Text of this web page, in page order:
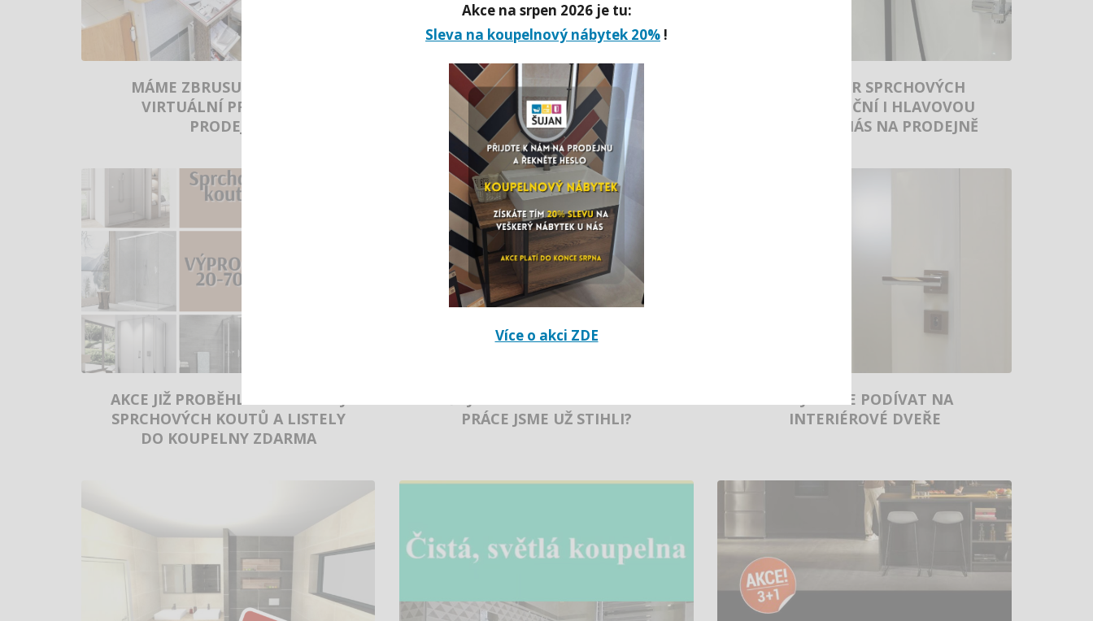
MÁME ZBRUSU NOVOU 3D
VIRTUÁLNÍ PROHLÍDKU
PRODEJNY
REKTIFIKOVANÁ DLAŽBA
O ROZMĚRU 60×120 CM NYNÍ ZA
SKVĚLOU CENU SKLADEM!
VELKÝ VÝBĚR SPRCHOVÝCH
SLOUPŮ S RUČNÍ I HLAVOVOU
SPRCHOU U NÁS NA PRODEJNĚ
AKCE JIŽ PROBĚHLA – VÝPRODEJ
SPRCHOVÝCH KOUTŮ A LISTELY
DO KOUPELNY ZDARMA
PRÁCE JSME UŽ STIHLI?
PŘIJĎTE SE PODÍVAT NA
INTERIÉROVÉ DVEŘE
Akce na srpen 2026 je tu:
Sleva na koupelnový nábytek 20% !
Více o akci ZDE